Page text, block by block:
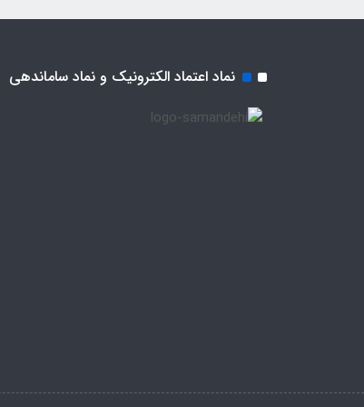
نماد اعتماد الکترونیک و نماد ساماندهی